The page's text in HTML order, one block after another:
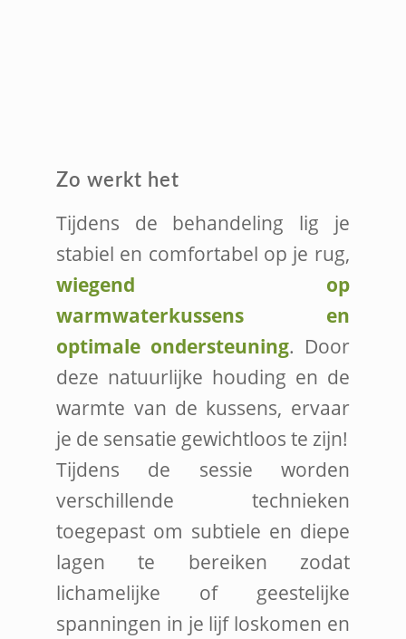
Zo werkt het
Tijdens de behandeling lig je
stabiel en comfortabel op je rug,
wiegend op
warmwaterkussens en
optimale ondersteuning. Door
deze natuurlijke houding en de
warmte van de kussens, ervaar
je de sensatie gewichtloos te zijn!
Tijdens de sessie worden
verschillende technieken
toegepast om subtiele en diepe
lagen te bereiken zodat
lichamelijke of geestelijke
spanningen in je lijf loskomen en